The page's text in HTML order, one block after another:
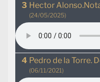
Hector
(24/05/2025)
Pedro de la Torre.
(06/11/2021)